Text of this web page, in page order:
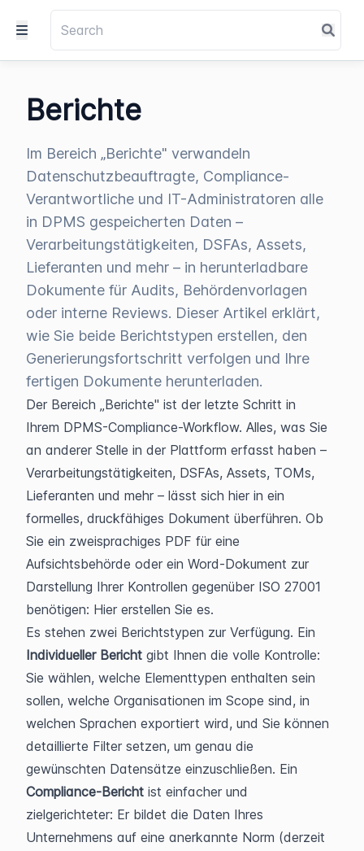
Berichte
Im Bereich „Berichte" verwandeln
Datenschutzbeauftragte, Compliance-
Verantwortliche und IT-Administratoren alle
in DPMS gespeicherten Daten –
Verarbeitungstätigkeiten, DSFAs, Assets,
Lieferanten und mehr – in herunterladbare
Dokumente für Audits, Behördenvorlagen
oder interne Reviews. Dieser Artikel erklärt,
wie Sie beide Berichtstypen erstellen, den
Generierungsfortschritt verfolgen und Ihre
fertigen Dokumente herunterladen.
Der Bereich „Berichte" ist der letzte Schritt in
Ihrem DPMS-Compliance-Workflow. Alles, was Sie
an anderer Stelle in der Plattform erfasst haben –
Verarbeitungstätigkeiten, DSFAs, Assets, TOMs,
Lieferanten und mehr – lässt sich hier in ein
formelles, druckfähiges Dokument überführen. Ob
Sie ein zweisprachiges PDF für eine
Aufsichtsbehörde oder ein Word-Dokument zur
Darstellung Ihrer Kontrollen gegenüber ISO 27001
benötigen: Hier erstellen Sie es.
Individueller Bericht gibt Ihnen die volle Kontrolle:
Sie wählen, welche Elementtypen enthalten sein
sollen, welche Organisationen im Scope sind, in
welchen Sprachen exportiert wird, und Sie können
detaillierte Filter setzen, um genau die
Compliance-Bericht ist einfacher und
zielgerichteter: Er bildet die Daten Ihres
Unternehmens auf eine anerkannte Norm (derzeit